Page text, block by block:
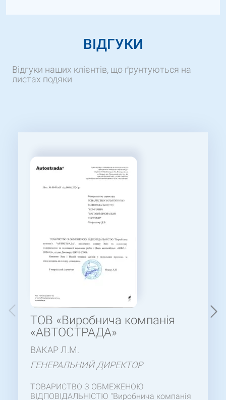
ВІДГУКИ
Відгуки наших клієнтів, що ґрунтуються на
листах подяки
ТОВ «Виробнича компанія
«АВТОСТРАДА»
ВАКАР Л.М.
ГЕНЕРАЛЬНИЙ ДИРЕКТОР
ТОВАРИСТВО З ОБМЕЖЕНОЮ
ВІДПОВІДАЛЬНІСТЮ "Виробнича компанія